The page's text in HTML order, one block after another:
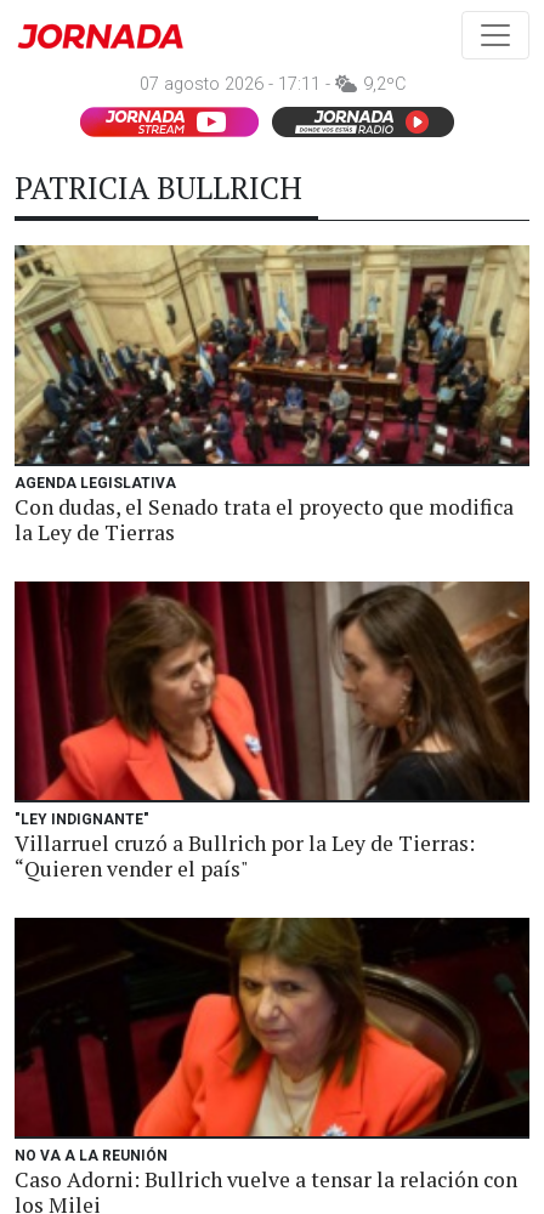
07 agosto 2026 - 17:11 - 9,2ºC
PATRICIA BULLRICH
AGENDA LEGISLATIVA
Con dudas, el Senado trata el proyecto que modifica
la Ley de Tierras
"LEY INDIGNANTE"
Villarruel cruzó a Bullrich por la Ley de Tierras:
“Quieren vender el país"
NO VA A LA REUNIÓN
Caso Adorni: Bullrich vuelve a tensar la relación con
los Milei